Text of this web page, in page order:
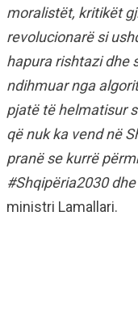
moralistët, kritikët
revolucionarë si
hapura rishtazi dhe
ndihmuar nga
pjatë të helmatisur
që nuk ka vend në
pranë se kurrë
#Shqipëria2030
ministri Lamallari.